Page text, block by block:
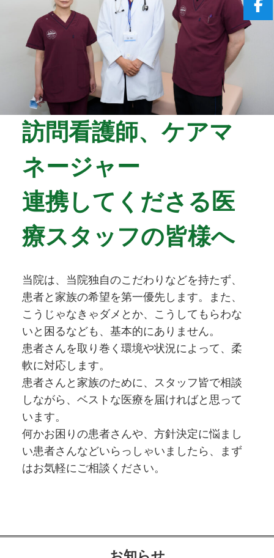
訪問看護師、ケアマ
ネージャー
連携してくださる医
療スタッフの皆様へ
当院は、当院独自のこだわりなどを持たず、
患者と家族の希望を第一優先します。また、
こうじゃなきゃダメとか、こうしてもらわな
いと困るなども、基本的にありません。
患者さんを取り巻く環境や状況によって、柔
軟に対応します。
患者さんと家族のために、スタッフ皆で相談
しながら、ベストな医療を届ければと思って
います。
何かお困りの患者さんや、方針決定に悩まし
い患者さんなどいらっしゃいましたら、まず
はお気軽にご相談ください。